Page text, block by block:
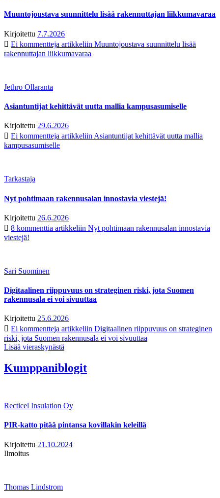
Muuntojoustava suunnittelu lisää rakennuttajan liikkumavaraa
Kirjoitettu 7.7.2026
Ei kommentteja artikkeliin Muuntojoustava suunnittelu lisää
rakennuttajan liikkumavaraa
Jethro Ollaranta
Asiantuntijat kehittävät uutta mallia kampusasumiselle
Kirjoitettu 29.6.2026
Ei kommentteja artikkeliin Asiantuntijat kehittävät uutta mallia
kampusasumiselle
Tarkastaja
Nyt pohtimaan rakennusalan innostavia viestejä!
Kirjoitettu 26.6.2026
8 kommenttia artikkeliin Nyt pohtimaan rakennusalan innostavia
viestejä!
Sari Suominen
Digitaalinen riippuvuus on strateginen riski, jota Suomen
rakennusala ei voi sivuuttaa
Kirjoitettu 25.6.2026
Ei kommentteja artikkeliin Digitaalinen riippuvuus on strateginen
riski, jota Suomen rakennusala ei voi sivuuttaa
Lisää vieraskynästä
Kumppaniblogit
Recticel Insulation Oy
PIR-katto pitää pintansa kovillakin keleillä
Kirjoitettu 21.10.2024
Ilmoitus
Thomas Lindstrom